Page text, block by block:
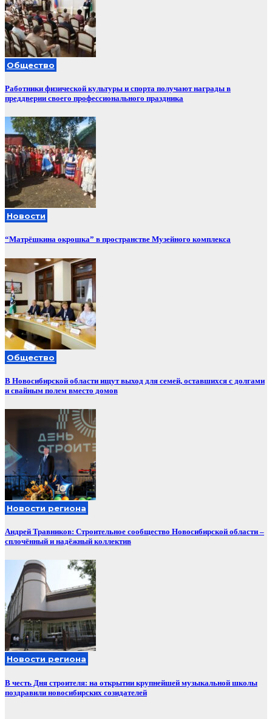
Общество
Работники физической культуры и спорта получают награды в
преддверии своего профессионального праздника
Новости
“Матрёшкина окрошка” в пространстве Музейного комплекса
Общество
В Новосибирской области ищут выход для семей, оставшихся с долгами
и свайным полем вместо домов
Новости региона
Андрей Травников: Строительное сообщество Новосибирской области –
сплочённый и надёжный коллектив
Новости региона
В честь Дня строителя: на открытии крупнейшей музыкальной школы
поздравили новосибирских созидателей